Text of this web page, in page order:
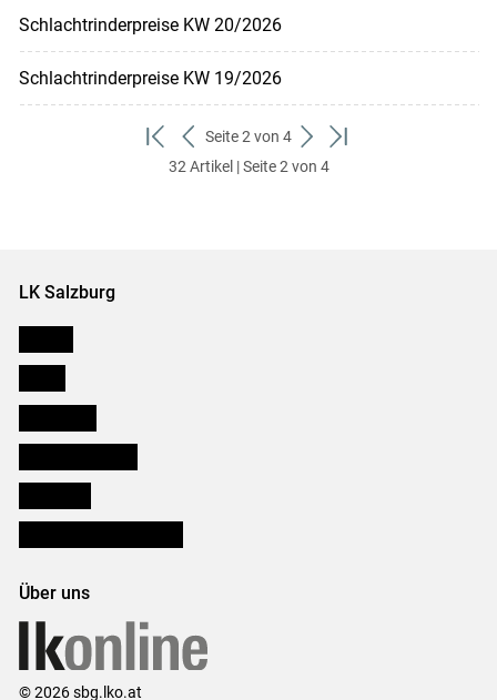
Schlachtrinderpreise KW 20/2026
Schlachtrinderpreise KW 19/2026
zum
ersten
zurück
zum
Seite 2 von 4
weiter
zum
zum
32 Artikel | Seite 2 von 4
LK Salzburg
Über uns
© 2026 sbg.lko.at